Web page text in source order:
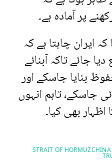
پر آمادہ ہے۔
ایران چاہتا ہے کہ
جائے تاکہ آبنائے
بنایا جاسکے اور
جاسکے، تاہم انہوں
اظہار بھی کیا۔
STRAIT OF HORMUZ